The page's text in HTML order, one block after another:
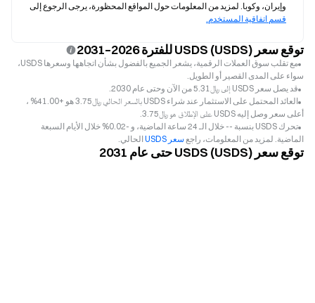
وإيران، وكوبا. لمزيد من المعلومات حول المواقع المحظورة، يرجى الرجوع إلى
قسم اتفاقية المستخدم.
توقع سعر USDS (USDS) للفترة 2026–2031
مع تقلب سوق العملات الرقمية، يشعر الجميع بالفضول بشأن اتجاهها وسعرها USDS،
سواء على المدى القصير أو الطويل.
قد يصل سعر USDS إلى ﷼‎5.31 من الآن وحتى عام 2030.
العائد المحتمل على الاستثمار عند شراء USDS بالسعر الحالي ﷼‎3.75 هو +41.00% ،
أعلى سعر وصل إليه USDS على الإطلاق هو ﷼‎3.75.
تحرك USDS بنسبة -- خلال الـ 24 ساعة الماضية، و -0.02% خلال الأيام السبعة
الماضية. لمزيد من المعلومات، راجع سعر USDS الحالي.
توقع سعر USDS (USDS) حتى عام 2031